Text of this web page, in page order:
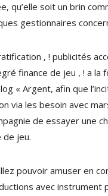
qu’elle soit un brin
gestionnaires
, ! publicités
finance de jeu , ! a la
« Argent, afin que
via les besoin avec
de essayer une
de jeu.
pouvoir amuser en
avec instrument